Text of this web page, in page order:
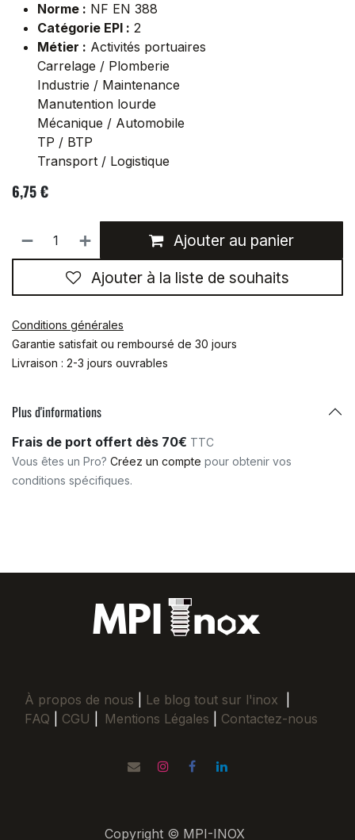
Norme : NF EN 388
Catégorie EPI : 2
Métier : Activités portuaires
Carrelage / Plomberie
Industrie / Maintenance
Manutention lourde
Mécanique / Automobile
TP / BTP
Transport / Logistique
6,75€
Ajouter au panier
Ajouter à la liste de souhaits
Conditions générales
Garantie satisfait ou remboursé de 30 jours
Livraison : 2-3 jours ouvrables
Plus d'informations
Frais de port offert dès 70€ TTC
Vous êtes un Pro? Créez un compte pour obtenir vos
conditions spécifiques.
À propos de nous Le blog tout sur l'inox
FAQ
CGU Mentions Légales Contactez-nous
Copyright © MPI-INOX